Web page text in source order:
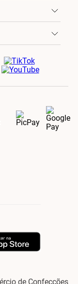
de Confecções